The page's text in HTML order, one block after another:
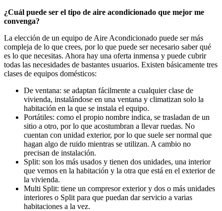
¿Cuál puede ser el tipo de aire acondicionado que mejor me
convenga?
La elección de un equipo de Aire Acondicionado puede ser más
compleja de lo que crees, por lo que puede ser necesario saber qué
es lo que necesitas. Ahora hay una oferta inmensa y puede cubrir
todas las necesidades de bastantes usuarios. Existen básicamente tres
clases de equipos domésticos:
De ventana: se adaptan fácilmente a cualquier clase de
vivienda, instalándose en una ventana y climatizan solo la
habitación en la que se instala el equipo.
Portátiles: como el propio nombre indica, se trasladan de un
sitio a otro, por lo que acostumbran a llevar ruedas. No
cuentan con unidad exterior, por lo que suele ser normal que
hagan algo de ruido mientras se utilizan. A cambio no
precisan de instalación.
Split: son los más usados y tienen dos unidades, una interior
que vemos en la habitación y la otra que está en el exterior de
la vivienda.
Multi Split: tiene un compresor exterior y dos o más unidades
interiores o Split para que puedan dar servicio a varias
habitaciones a la vez.